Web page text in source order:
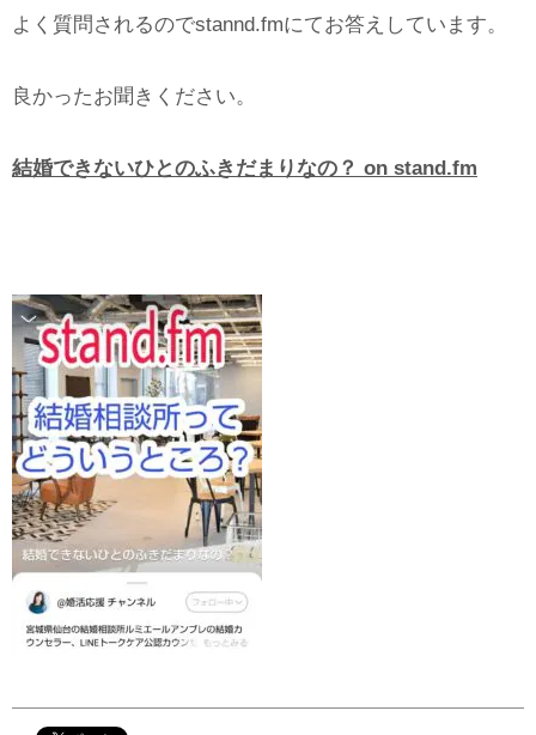
よく質問されるのでstannd.fmにてお答えしています。
良かったお聞きください。
結婚できないひとのふきだまりなの？ on stand.fm